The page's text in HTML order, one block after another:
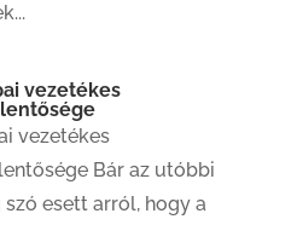
vezetékes
vezetékes
Bár az utóbbi
esett arról, hogy a